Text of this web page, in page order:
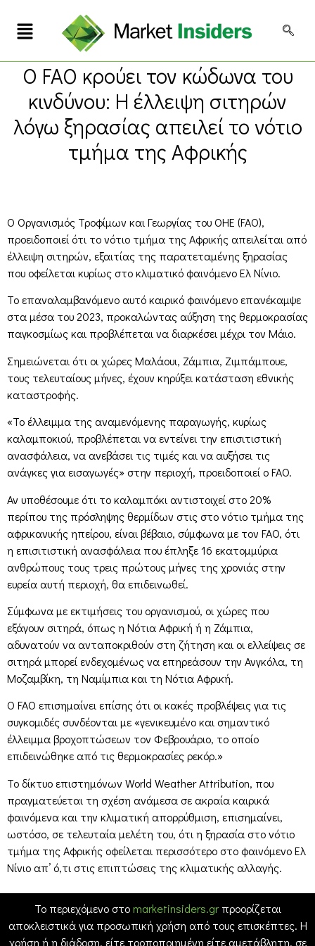
Ο FAO κρούει τον κώδωνα του
κινδύνου: Η έλλειψη σιτηρών
λόγω ξηρασίας απειλεί το νότιο
τμήμα της Αφρικής
Ο Οργανισμός Τροφίμων και Γεωργίας του ΟΗΕ (FAO),
προειδοποιεί ότι το νότιο τμήμα της Αφρικής απειλείται από
έλλειψη σιτηρών, εξαιτίας της παρατεταμένης ξηρασίας
που οφείλεται κυρίως στο κλιματικό φαινόμενο Ελ Νίνιο.
Το επαναλαμβανόμενο αυτό καιρικό φαινόμενο επανέκαμψε
στα μέσα του 2023, προκαλώντας αύξηση της θερμοκρασίας
παγκοσμίως και προβλέπεται να διαρκέσει μέχρι τον Μάιο.
Σημειώνεται ότι οι χώρες Μαλάουι, Ζάμπια, Ζιμπάμπουε,
τους τελευταίους μήνες, έχουν κηρύξει κατάσταση εθνικής
καταστροφής.
«Το έλλειμμα της αναμενόμενης παραγωγής, κυρίως
καλαμποκιού, προβλέπεται να εντείνει την επισιτιστική
ανασφάλεια, να ανεβάσει τις τιμές και να αυξήσει τις
ανάγκες για εισαγωγές» στην περιοχή, προειδοποιεί ο FAO.
Αν υποθέσουμε ότι το καλαμπόκι αντιστοιχεί στο 20%
περίπου της πρόσληψης θερμίδων στις στο νότιο τμήμα της
αφρικανικής ηπείρου, είναι βέβαιο, σύμφωνα με τον FAO, ότι
η επισιτιστική ανασφάλεια που έπληξε 16 εκατομμύρια
ανθρώπους τους τρεις πρώτους μήνες της χρονιάς στην
ευρεία αυτή περιοχή, θα επιδεινωθεί.
Σύμφωνα με εκτιμήσεις του οργανισμού, οι χώρες που
εξάγουν σιτηρά, όπως η Νότια Αφρική ή η Ζάμπια,
αδυνατούν να ανταποκριθούν στη ζήτηση και οι ελλείψεις σε
σιτηρά μπορεί ενδεχομένως να επηρεάσουν την Ανγκόλα, τη
Μοζαμβίκη, τη Ναμίμπια και τη Νότια Αφρική.
Ο FAO επισημαίνει επίσης ότι οι κακές προβλέψεις για τις
συγκομιδές συνδέονται με «γενικευμένο και σημαντικό
έλλειμμα βροχοπτώσεων τον Φεβρουάριο, το οποίο
επιδεινώθηκε από τις θερμοκρασίες ρεκόρ.»
Το δίκτυο επιστημόνων World Weather Attribution, που
πραγματεύεται τη σχέση ανάμεσα σε ακραία καιρικά
φαινόμενα και την κλιματική απορρύθμιση, επισημαίνει,
ωστόσο, σε τελευταία μελέτη του, ότι η ξηρασία στο νότιο
τμήμα της Αφρικής οφείλεται περισσότερο στο φαινόμενο Ελ
Νίνιο απ’ ό,τι στις επιπτώσεις της κλιματικής αλλαγής.
Το περιεχόμενο στοmarketinsiders.grπροορίζεται
αποκλειστικά για προσωπική χρήση από τους επισκέπτες. Η
χρήση ή η διάδοση, είτε τροποποιημένη είτε αμετάβλητη, σε